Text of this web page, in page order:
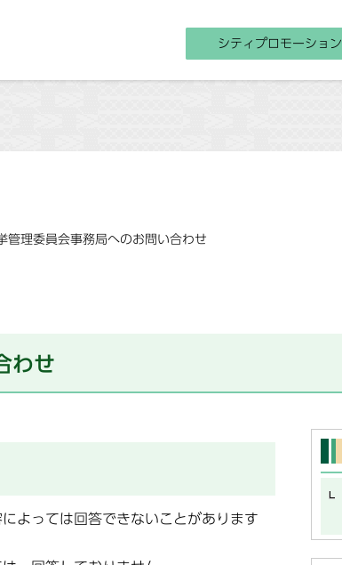
シティプロモーション
管理委員会事務局へのお問い合わせ
わせ
よっては回答できないことがあります